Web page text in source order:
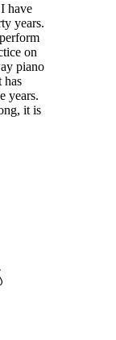
have
years.
on
piano
has
years.
it is